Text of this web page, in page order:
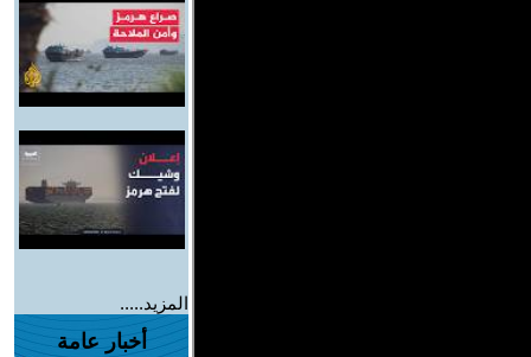
المزيد.....
أخبار عامة